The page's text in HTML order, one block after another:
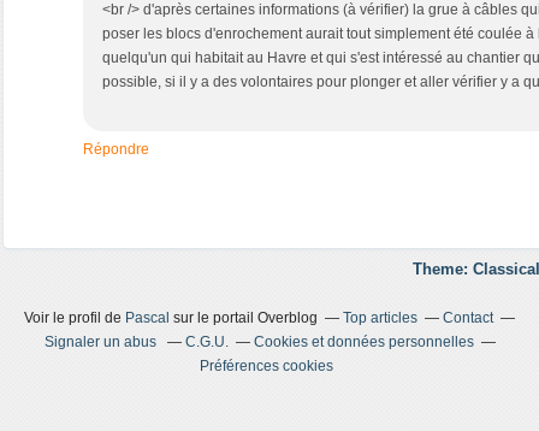
<br /> d'après certaines informations (à vérifier) la grue à câbles
poser les blocs d'enrochement aurait tout simplement été coulée à
quelqu'un qui habitait au Havre et qui s'est intéressé au chantier
possible, si il y a des volontaires pour plonger et aller vérifier y a
Répondre
Theme:
Voir le profil de Pascal sur le portail Overblog Top articles
Contact
Signaler un abus
C.G.U.
Cookies et données personnelles
Préférences cookies